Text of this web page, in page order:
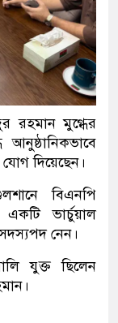
রহমান মুগ্ধের
দিয়েছেন।
বিএনপি
একটি ভার্চুয়াল
নেন।
যুক্ত ছিলেন